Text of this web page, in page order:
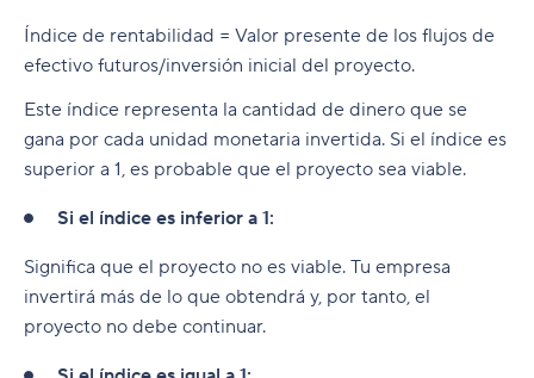
Índice de rentabilidad = Valor presente de los flujos de
efectivo futuros/inversión inicial del proyecto.
Este índice representa la cantidad de dinero que se
gana por cada unidad monetaria invertida. Si el índice es
superior a 1, es probable que el proyecto sea viable.
Si el índice es inferior a 1:
Significa que el proyecto no es viable. Tu empresa
invertirá más de lo que obtendrá y, por tanto, el
proyecto no debe continuar.